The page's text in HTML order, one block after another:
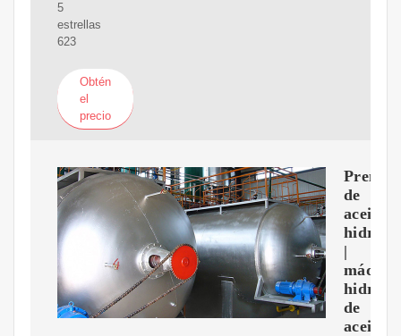
5
estrellas
623
Obtén
el
precio
Prensa
de
aceite
|
de
aceite